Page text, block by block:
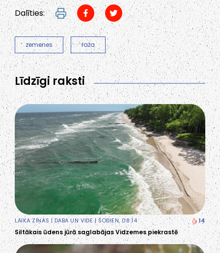
Dalīties:
zemenes raža
Līdzīgi raksti
LAIKA ZIŅAS |DABA UN VIDE| ŠODIEN, 08:14 14
Siltākais ūdens jūrā saglabājas Vidzemes piekrastē